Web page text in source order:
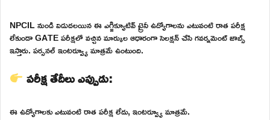
NPCIL నుండి విడుదలయిన ఈ ఎగ్జిక్యూటివ్ ట్రైనీ ఉద్యోగాలను ఎటువంటి రాత పరీక్ష
లేకుండా GATE పరీక్షలో వచ్చిన మార్కుల ఆధారంగా సెలక్షన్ చేసి గవర్నమెంట్ జాబ్స్
ఇస్తారు. పర్సనల్ ఇంటర్వ్యూ మాత్రమే ఉంటుంది.
పరీక్ష తేదీలు ఎప్పుడు:
ఈ ఉద్యోగాలకు ఎటువంటి రాత పరీక్ష లేదు, ఇంటర్వ్యూ మాత్రమే.